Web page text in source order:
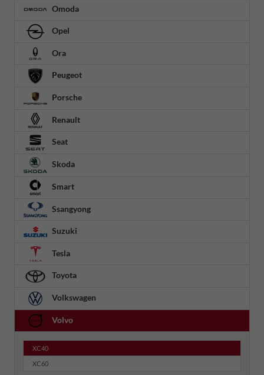
Omoda
Opel
Ora
Peugeot
Porsche
Renault
Seat
Skoda
Smart
Ssangyong
Suzuki
Tesla
Toyota
Volkswagen
Volvo
XC40
XC60